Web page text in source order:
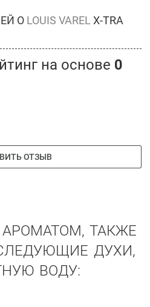
О LOUIS VAREL X-TRA
на основе 0
ОТЗЫВ
ТАКЖЕ
ДУХИ,
ВОДУ: